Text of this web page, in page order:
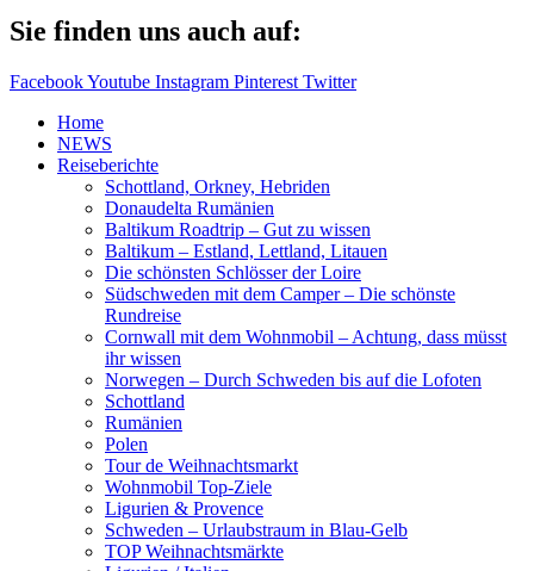
Sie finden uns auch auf:
FacebookYoutube Instagram Pinterest Twitter
Home
NEWS
Reiseberichte
Schottland, Orkney, Hebriden
Donaudelta Rumänien
Baltikum Roadtrip – Gut zu wissen
Baltikum – Estland, Lettland, Litauen
Die schönsten Schlösser der Loire
Südschweden mit dem Camper – Die schönste
Rundreise
Cornwall mit dem Wohnmobil – Achtung, dass müsst
ihr wissen
Norwegen – Durch Schweden bis auf die Lofoten
Schottland
Rumänien
Polen
Tour de Weihnachtsmarkt
Wohnmobil Top-Ziele
Ligurien & Provence
Schweden – Urlaubstraum in Blau-Gelb
TOP Weihnachtsmärkte